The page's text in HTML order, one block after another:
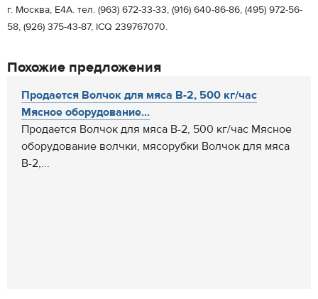
г. Москва, Е4А. тел. (963) 672-33-33, (916) 640-86-86, (495) 972-56-
58, (926) 375-43-87, IСQ 239767070.
Похожие предложения
Продается Волчок для мяса В-2, 500 кг/час
Мясное оборудование...
Продается Волчок для мяса В-2, 500 кг/час Мясное
оборудование волчки, мясорубки Волчок для мяса
В-2,...